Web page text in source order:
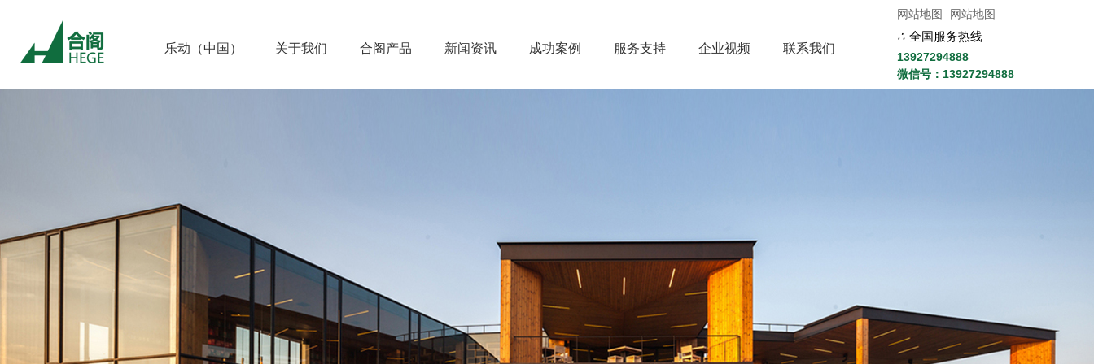
乐动（中国） 关于我们 合阁产品 新闻资讯 成功案例 服务支持 企业视频 联系我们
网站地图 网站地图
∴ 全国服务热线
13927294888
微信号：13927294888